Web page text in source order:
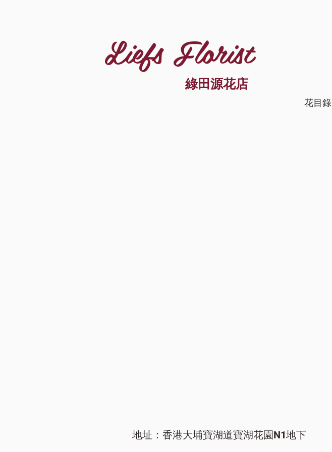
Liefs Florist
綠田源花店
花目錄
地址：香港大埔寶湖道寶湖花園N1地下